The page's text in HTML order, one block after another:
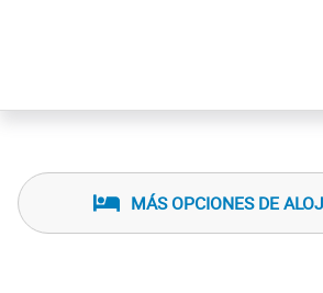
MÁS OPCIONES DE